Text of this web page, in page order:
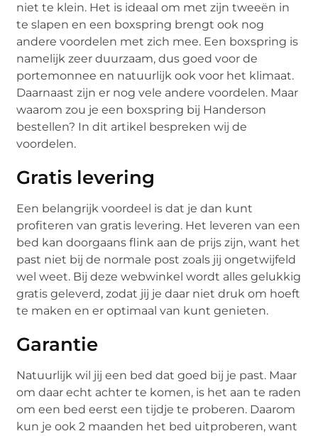
niet te klein. Het is ideaal om met zijn tweeën in
te slapen en een boxspring brengt ook nog
andere voordelen met zich mee. Een boxspring is
namelijk zeer duurzaam, dus goed voor de
portemonnee en natuurlijk ook voor het klimaat.
Daarnaast zijn er nog vele andere voordelen. Maar
waarom zou je een boxspring bij Handerson
bestellen? In dit artikel bespreken wij de
voordelen.
Gratis levering
Een belangrijk voordeel is dat je dan kunt
profiteren van gratis levering. Het leveren van een
bed kan doorgaans flink aan de prijs zijn, want het
past niet bij de normale post zoals jij ongetwijfeld
wel weet. Bij deze webwinkel wordt alles gelukkig
gratis geleverd, zodat jij je daar niet druk om hoeft
te maken en er optimaal van kunt genieten.
Garantie
Natuurlijk wil jij een bed dat goed bij je past. Maar
om daar echt achter te komen, is het aan te raden
om een bed eerst een tijdje te proberen. Daarom
kun je ook 2 maanden het bed uitproberen, want